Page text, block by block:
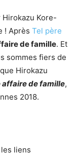
Kore-
! Après Tel père
de famille. Et
sommes fiers de
Hirokazu
affaire de famille,
2018.
liens